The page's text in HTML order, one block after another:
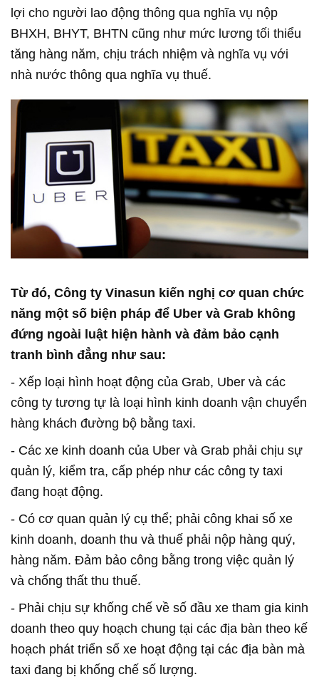
lợi cho người lao động thông qua nghĩa vụ nộp
BHXH, BHYT, BHTN cũng như mức lương tối thiểu
tăng hàng năm, chịu trách nhiệm và nghĩa vụ với
nhà nước thông qua nghĩa vụ thuế.
Từ đó, Công ty Vinasun kiến nghị cơ quan chức
năng một số biện pháp để Uber và Grab không
đứng ngoài luật hiện hành và đảm bảo cạnh
tranh bình đẳng như sau:
- Xếp loại hình hoạt động của Grab, Uber và các
công ty tương tự là loại hình kinh doanh vận chuyển
hàng khách đường bộ bằng taxi.
- Các xe kinh doanh của Uber và Grab phải chịu sự
quản lý, kiểm tra, cấp phép như các công ty taxi
đang hoạt động.
- Có cơ quan quản lý cụ thể; phải công khai số xe
kinh doanh, doanh thu và thuế phải nộp hàng quý,
hàng năm. Đảm bảo công bằng trong việc quản lý
và chống thất thu thuế.
- Phải chịu sự khống chế về số đầu xe tham gia kinh
doanh theo quy hoạch chung tại các địa bàn theo kế
hoạch phát triển số xe hoạt động tại các địa bàn mà
taxi đang bị khống chế số lượng.